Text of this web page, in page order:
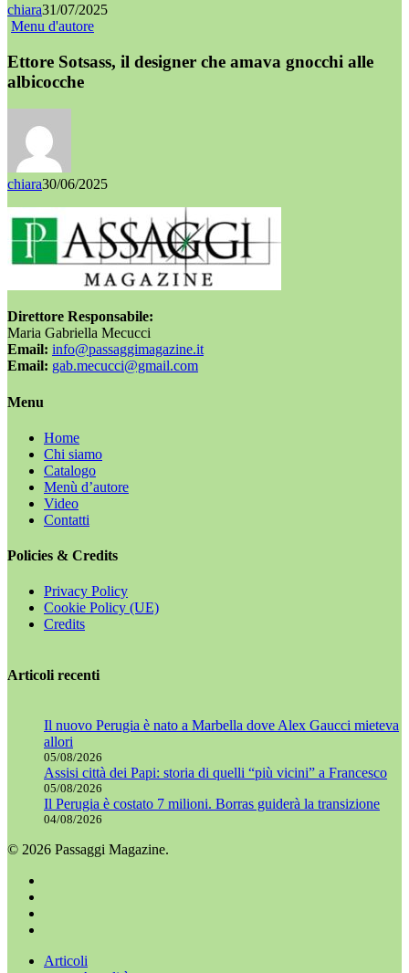
chiara31/07/2025
Menu d'autore
Ettore Sotsass, il designer che amava gnocchi alle
albicocche
chiara30/06/2025
Direttore Responsabile:
Maria Gabriella Mecucci
Email: info@passaggimagazine.it
Email: gab.mecucci@gmail.com
Menu
Home
Chi siamo
Catalogo
Menù d’autore
Video
Contatti
Policies & Credits
Privacy Policy
Cookie Policy (UE)
Credits
Articoli recenti
Il nuovo Perugia è nato a Marbella dove Alex Gaucci mieteva
allori
05/08/2026
Assisi città dei Papi: storia di quelli “più vicini” a Francesco
05/08/2026
Il Perugia è costato 7 milioni. Borras guiderà la transizione
04/08/2026
© 2026 Passaggi Magazine.
Chiudi Articoli